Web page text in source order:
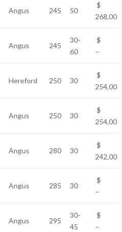
Angus 245 50
$
268,00
Angus 245
30-
60
$
–
Hereford 250 30
$
254,00
Angus 250 30
$
254,00
Angus 280 30
$
242,00
Angus 285 30
$
–
Angus 295
30-
45
$
–